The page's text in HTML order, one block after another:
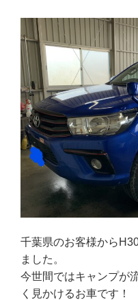
千葉県のお客様から
ました。
今世間ではキャンプが
く見かけるお車です！